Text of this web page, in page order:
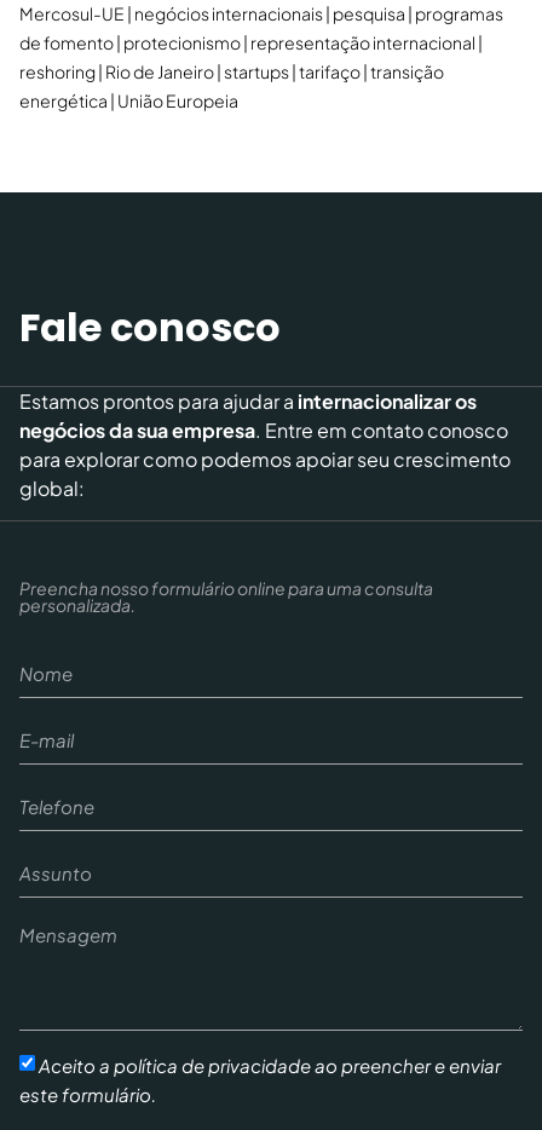
Mercosul-UE negócios internacionais pesquisa programas
de fomento protecionismo representação internacional
reshoring Rio de Janeiro startups tarifaço transição
energética União Europeia
Fale conosco
Estamos prontos para ajudar a internacionalizar os
negócios da sua empresa. Entre em contato conosco
para explorar como podemos apoiar seu crescimento
global:
Preencha nosso formulário online para uma consulta
personalizada.
Aceito a política de privacidade ao preencher e enviar
este formulário.